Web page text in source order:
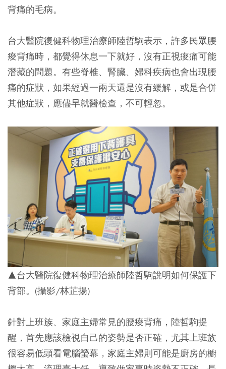
背痛的毛病。
台大醫院復健科物理治療師陸哲駒表示，許多民眾腰
痠背痛時，都覺得休息一下就好，沒有正視痠痛可能
潛藏的問題。有些脊椎、腎臟、婦科疾病也會出現腰
痛的症狀，如果經過一兩天還是沒有緩解，或是合併
其他症狀，應儘早就醫檢查，不可輕忽。
▲台大醫院復健科物理治療師陸哲駒說明如何保護下
背部。(攝影/林芷揚)
針對上班族、家庭主婦常見的腰痠背痛，陸哲駒提
醒，首先應該檢視自己的姿勢是否正確，尤其上班族
很容易低頭看電腦螢幕，家庭主婦則可能是廚房的櫥